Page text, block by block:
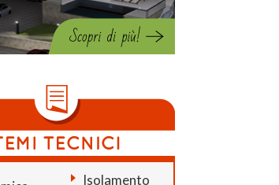
Isolamento